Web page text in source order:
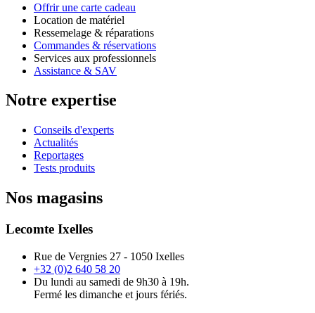
Offrir une carte cadeau
Location de matériel
Ressemelage & réparations
Commandes & réservations
Services aux professionnels
Assistance & SAV
Notre expertise
Conseils d'experts
Actualités
Reportages
Tests produits
Nos magasins
Lecomte Ixelles
Rue de Vergnies 27 - 1050 Ixelles
+32 (0)2 640 58 20
Du lundi au samedi de 9h30 à 19h.
Fermé les dimanche et jours fériés.